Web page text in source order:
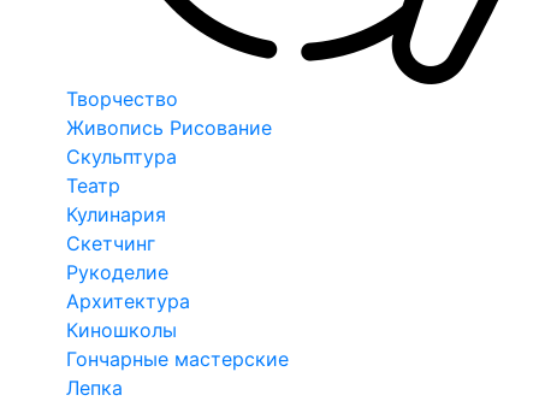
Творчество
Живопись Рисование
Скульптура
Театр
Кулинария
Скетчинг
Рукоделие
Архитектура
Киношколы
Гончарные мастерские
Лепка